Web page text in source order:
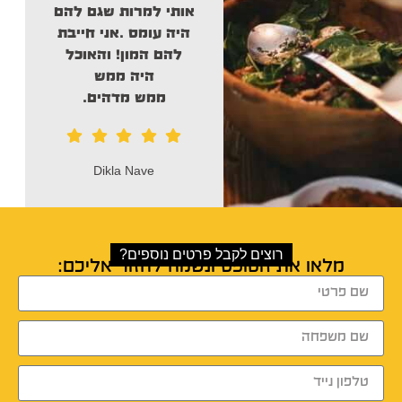
אותי
למרות שגם להם
היה עומס .אני חייבת
להם המון! והאוכל
היה ממש
ממש מדהים.
רוצים לקבל פרטים נוספים?
מלאו את הטופס ונשמח לחזור אליכם: